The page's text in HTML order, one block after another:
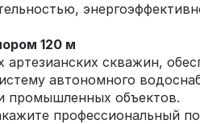
120 м
артезианских скважин,
автономного
промышленных объектов.
профессиональный